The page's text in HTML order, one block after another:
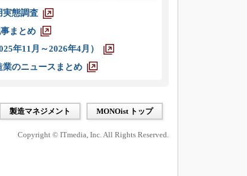
実態調査
まとめ
年11月～2026年4月）
のニュースまとめ
製造マネジメント MONOist トップ
Copyright © ITmedia, Inc. All Rights Reserved.